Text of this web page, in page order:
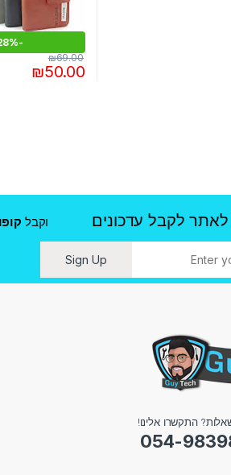
-
₪50.00
₪69.00
לקבל עדכונים וקבל קופון של 5%
Sign Up
התקשרו אלינו!
054-